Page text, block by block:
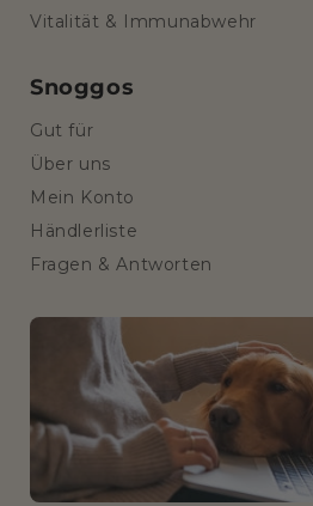
Vitalität & Immunabwehr
Snoggos
Gut für
Über uns
Mein Konto
Händlerliste
Fragen & Antworten